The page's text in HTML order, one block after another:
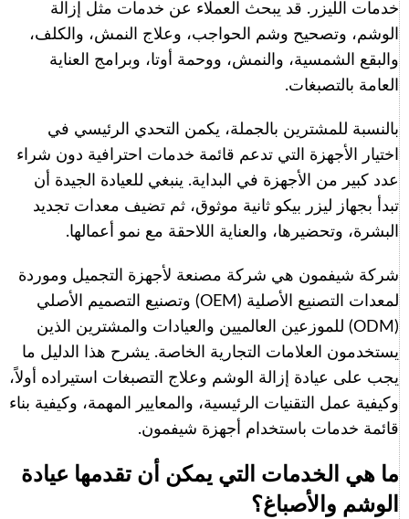
خدمات الليزر. قد يبحث العملاء عن خدمات مثل إزالة
الوشم، وتصحيح وشم الحواجب، وعلاج النمش، والكلف،
والبقع الشمسية، والنمش، ووحمة أوتا، وبرامج العناية
العامة بالتصبغات.
بالنسبة للمشترين بالجملة، يكمن التحدي الرئيسي في
اختيار الأجهزة التي تدعم قائمة خدمات احترافية دون شراء
عدد كبير من الأجهزة في البداية. ينبغي للعيادة الجيدة أن
تبدأ بجهاز ليزر بيكو ثانية موثوق، ثم تضيف معدات تجديد
البشرة، وتحضيرها، والعناية اللاحقة مع نمو أعمالها.
شركة شيفمون هي شركة مصنعة لأجهزة التجميل وموردة
لمعدات التصنيع الأصلية (OEM) وتصنيع التصميم الأصلي
(ODM) للموزعين العالميين والعيادات والمشترين الذين
يستخدمون العلامات التجارية الخاصة. يشرح هذا الدليل ما
يجب على عيادة إزالة الوشم وعلاج التصبغات استيراده أولاً،
وكيفية عمل التقنيات الرئيسية، والمعايير المهمة، وكيفية بناء
قائمة خدمات باستخدام أجهزة شيفمون.
ما هي الخدمات التي يمكن أن تقدمها عيادة
الوشم والأصباغ؟